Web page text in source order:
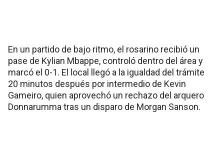
En un partido de bajo ritmo, el rosarino recibió un
pase de Kylian Mbappe, controló dentro del área y
marcó el 0-1. El local llegó a la igualdad del trámite
20 minutos después por intermedio de Kevin
Gameiro, quien aprovechó un rechazo del arquero
Donnarumma tras un disparo de Morgan Sanson.